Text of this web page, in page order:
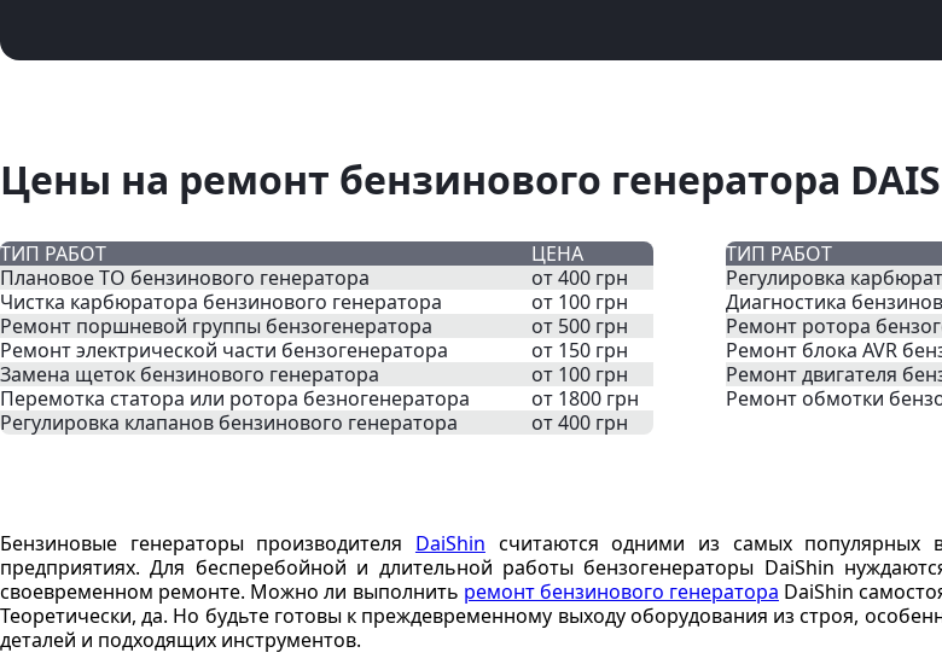
Цены на ремонт бензинового генератора
ТИП РАБОТ
ЦЕНА
Плановое ТО бензинового генератора
от 400 грн
Чистка карбюратора бензинового генератора
от 100 грн
Ремонт поршневой группы бензогенератора
от 500 грн
Ремонт электрической части бензогенератора
от 150 грн
Замена щеток бензинового генератора
от 100 грн
Перемотка статора или ротора безногенератора
от 1800 грн
Регулировка клапанов бензинового генератора
от 400 грн
ТИП РАБОТ
Регулировка
Диагностика
Ремонт ротора
Ремонт блока AVR
Ремонт двигателя
Ремонт обмотки
Бензиновые генераторы производителя DaiShin считаются одними из самых популярных
предприятиях. Для бесперебойной и длительной работы бензогенераторы DaiShin
своевременном ремонте. Можно ли выполнить ремонт бензинового генератора DaiShin
Теоретически, да. Но будьте готовы к преждевременному выходу оборудования из строя,
деталей и подходящих инструментов.